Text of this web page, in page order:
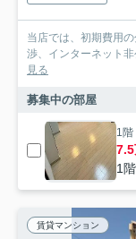
当店では、初期費用
渉、インターネット
見る
募集中の部屋
1階
7.5
1
賃貸マンション